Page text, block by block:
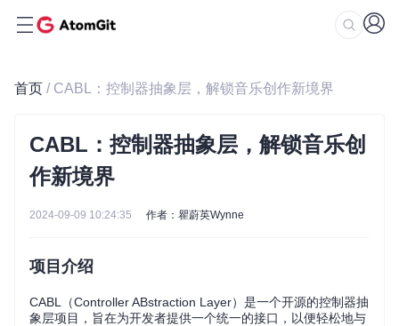
首页 / CABL：控制器抽象层，解锁音乐创作新境界
CABL：控制器抽象层，解锁音乐创
作新境界
2024-09-09 10:24:35 作者：瞿蔚英Wynne
项目介绍
CABL（Controller ABstraction Layer）是一个开源的控制器抽
象层项目，旨在为开发者提供一个统一的接口，以便轻松地与